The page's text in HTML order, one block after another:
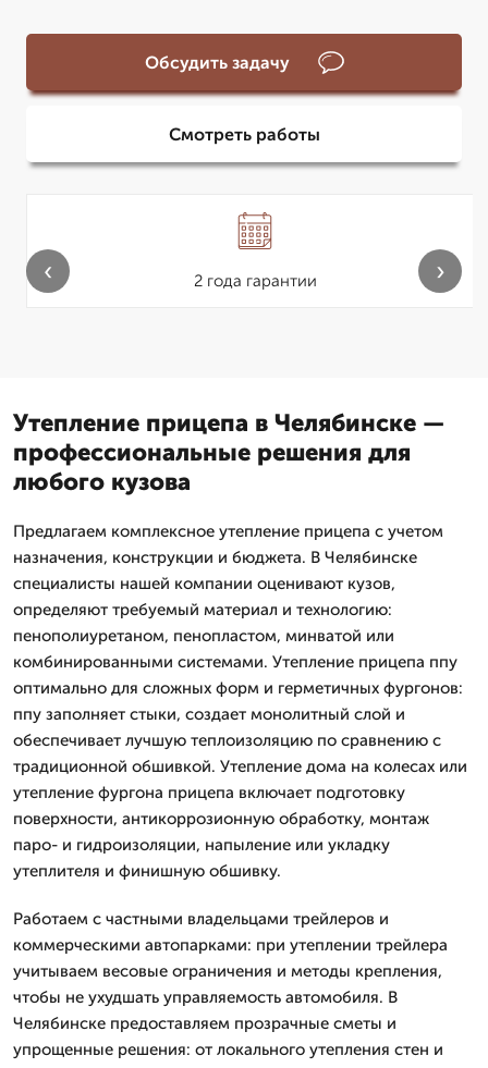
Обсудить задачу
Смотреть работы
2 года гарантии
‹ ›
Утепление прицепа в Челябинске —
профессиональные решения для
любого кузова
Предлагаем комплексное утепление прицепа с учетом
назначения, конструкции и бюджета. В Челябинске
специалисты нашей компании оценивают кузов,
определяют требуемый материал и технологию:
пенополиуретаном, пенопластом, минватой или
комбинированными системами. Утепление прицепа ппу
оптимально для сложных форм и герметичных фургонов:
ппу заполняет стыки, создает монолитный слой и
обеспечивает лучшую теплоизоляцию по сравнению с
традиционной обшивкой. Утепление дома на колесах или
утепление фургона прицепа включает подготовку
поверхности, антикоррозионную обработку, монтаж
паро- и гидроизоляции, напыление или укладку
утеплителя и финишную обшивку.
Работаем с частными владельцами трейлеров и
коммерческими автопарками: при утеплении трейлера
учитываем весовые ограничения и методы крепления,
чтобы не ухудшать управляемость автомобиля. В
Челябинске предоставляем прозрачные сметы и
упрощенные решения: от локального утепления стен и